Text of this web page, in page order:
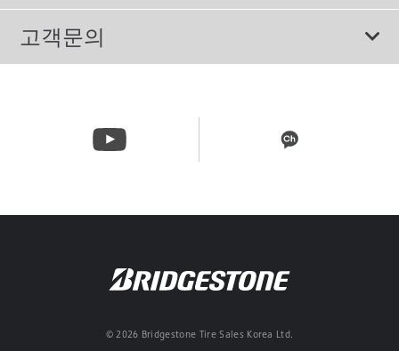
SUV/RV 타이어
겨울용 타이어
개인정보처리방침
회사소개
올림픽활동
뉴스릴리즈
고객문의
주문&배송 문의 070-4398-2824
© 2026 Bridgestone Tire Sales Korea Ltd.